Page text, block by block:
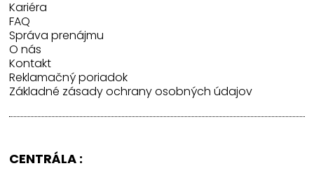
Kariéra
FAQ
Správa prenájmu
O nás
Kontakt
Reklamačný poriadok
Základné zásady ochrany osobných údajov
CENTRÁLA :